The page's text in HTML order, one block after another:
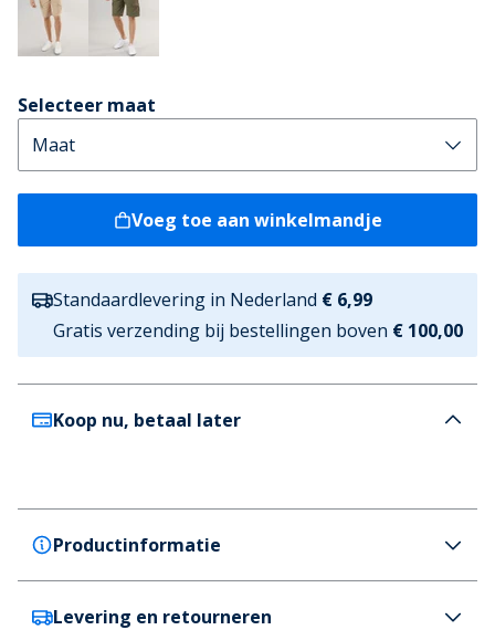
Selecteer maat
Voeg toe aan winkelmandje
Standaardlevering in Nederland € 6,99
Gratis verzending bij bestellingen boven € 100,00
Koop nu, betaal later
Productinformatie
Bench
Levering en retourneren